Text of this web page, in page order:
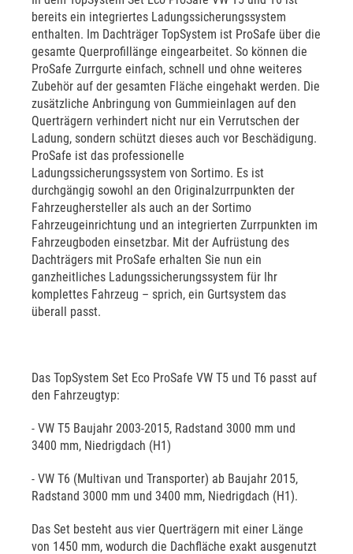
bereits ein integriertes Ladungssicherungssystem
enthalten. Im Dachträger TopSystem ist ProSafe über die
gesamte Querprofillänge eingearbeitet. So können die
ProSafe Zurrgurte einfach, schnell und ohne weiteres
Zubehör auf der gesamten Fläche eingehakt werden. Die
zusätzliche Anbringung von Gummieinlagen auf den
Querträgern verhindert nicht nur ein Verrutschen der
Ladung, sondern schützt dieses auch vor Beschädigung.
ProSafe ist das professionelle
Ladungssicherungssystem von Sortimo. Es ist
durchgängig sowohl an den Originalzurrpunkten der
Fahrzeughersteller als auch an der Sortimo
Fahrzeugeinrichtung und an integrierten Zurrpunkten im
Fahrzeugboden einsetzbar. Mit der Aufrüstung des
Dachträgers mit ProSafe erhalten Sie nun ein
ganzheitliches Ladungssicherungssystem für Ihr
komplettes Fahrzeug – sprich, ein Gurtsystem das
überall passt.
Das TopSystem Set Eco ProSafe VW T5 und T6 passt auf
den Fahrzeugtyp:
- VW T5 Baujahr 2003-2015, Radstand 3000 mm und
3400 mm, Niedrigdach (H1)
- VW T6 (Multivan und Transporter) ab Baujahr 2015,
Radstand 3000 mm und 3400 mm, Niedrigdach (H1).
Das Set besteht aus vier Querträgern mit einer Länge
von 1450 mm, wodurch die Dachfläche exakt ausgenutzt